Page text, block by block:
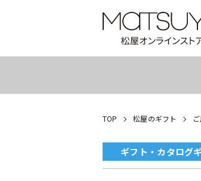
TOP 松屋のギフト
ギフト・カタログ